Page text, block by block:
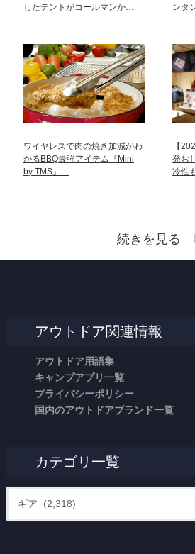
したテントがコールマンか…
ンタ
ワイヤレスで肉の焼き加減がわ
かるBBQ最強アイテム『Mini
by TMS』…
【
発お
冷性
続きを見る
アウトドア関連情報
アウトドア用語集
キャンプアプリ一覧
プライバシーポリシー
国内のアウトドアブランド一覧
カテゴリ一覧